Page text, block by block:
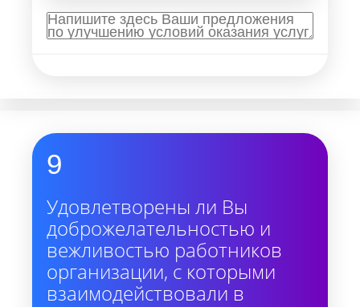
9
Удовлетворены ли Вы
доброжелательностью и
вежливостью работников
организации, с которыми
взаимодействовали в